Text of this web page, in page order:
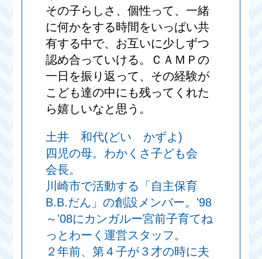
その子らしさ、個性って、一緒
に何かをする時間をいっぱい共
有する中で、お互いに少しずつ
認め合っていける。ＣＡＭＰの
一日を振り返って、その経験が
こども達の中にも残ってくれた
ら嬉しいなと思う。
土井 和代(どい かずよ)
四児の母。わかくさ子ども会
会長。
川崎市で活動する「自主保育
B.B.だん」の創設メンバー。'98
～'08にカンガルー宮前子育てね
っとわーく運営スタッフ。
２年前、第４子が３才の時に夫